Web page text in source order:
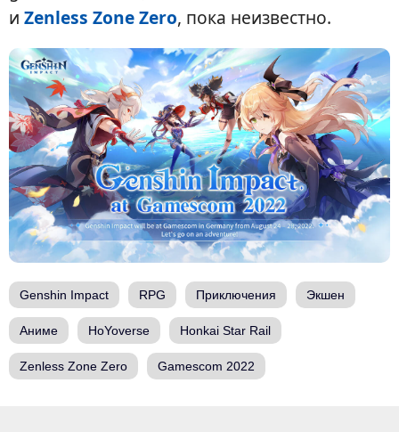
и Zenless Zone Zero, пока неизвестно.
Genshin Impact RPG Приключения Экшен
Аниме HoYoverse Honkai Star Rail
Zenless Zone Zero Gamescom 2022